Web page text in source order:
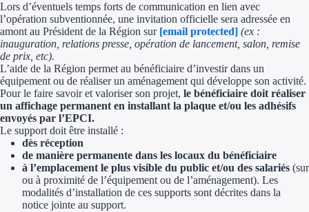
Lors d’éventuels temps forts de communication en lien avec
l’opération subventionnée, une invitation officielle sera adressée en
amont au Président de la Région sur [email protected] (ex :
inauguration, relations presse, opération de lancement, salon, remise
de prix, etc).
L’aide de la Région permet au bénéficiaire d’investir dans un
équipement ou de réaliser un aménagement qui développe son activité.
Pour le faire savoir et valoriser son projet, le bénéficiaire doit réaliser
un affichage permanent en installant la plaque et/ou les adhésifs
envoyés par l’EPCI.
Le support doit être installé :
dès réception
de manière permanente dans les locaux du bénéficiaire
à l’emplacement le plus visible du public et/ou des salariés (sur
ou à proximité de l’équipement ou de l’aménagement). Les
modalités d’installation de ces supports sont décrites dans la
notice jointe au support.